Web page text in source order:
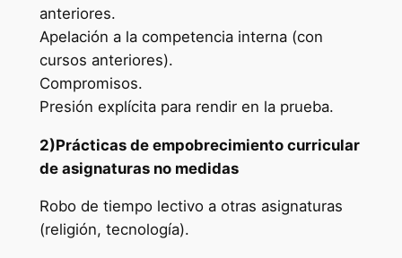
anteriores.
Apelación a la competencia interna (con
cursos anteriores).
Compromisos.
Presión explícita para rendir en la prueba.
2)Prácticas de empobrecimiento curricular
de asignaturas no medidas
Robo de tiempo lectivo a otras asignaturas
(religión, tecnología).